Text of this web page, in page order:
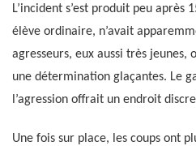
L’incident s’est produit peu après
élève ordinaire, n’avait
agresseurs, eux aussi très
une détermination glaçantes. Le
l’agression offrait un endroit
Une fois sur place, les coups ont